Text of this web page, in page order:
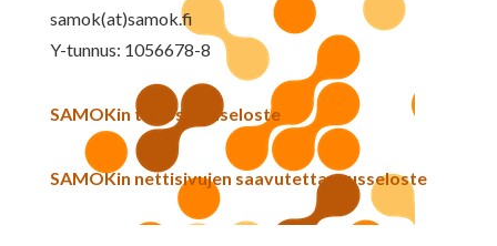
samok(at)samok.fi
Y-tunnus: 1056678-8
SAMOKin tietosuojaseloste
SAMOKin nettisivujen saavutettavuusseloste